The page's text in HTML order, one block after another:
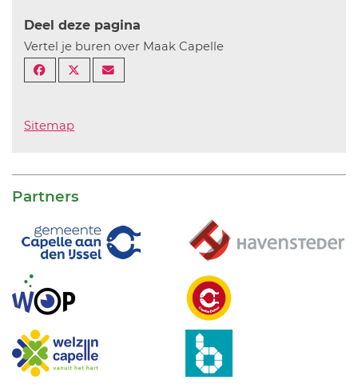
Deel deze pagina
Vertel je buren over Maak Capelle
Sitemap
Partners